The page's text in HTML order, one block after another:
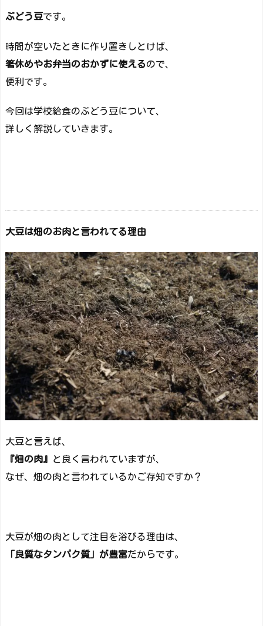
ぶどう豆です。
時間が空いたときに作り置きしとけば、
箸休めやお弁当のおかずに使えるので、
便利です。
今回は学校給食のぶどう豆について、
詳しく解説していきます。
大豆は畑のお肉と言われてる理由
大豆と言えば、
『畑の肉』
と良く言われていますが、
なぜ、畑の肉と言われているかご存知ですか？
大豆が畑の肉として注目を浴びる理由は、
「良質なタンパク質」が豊富だからです。